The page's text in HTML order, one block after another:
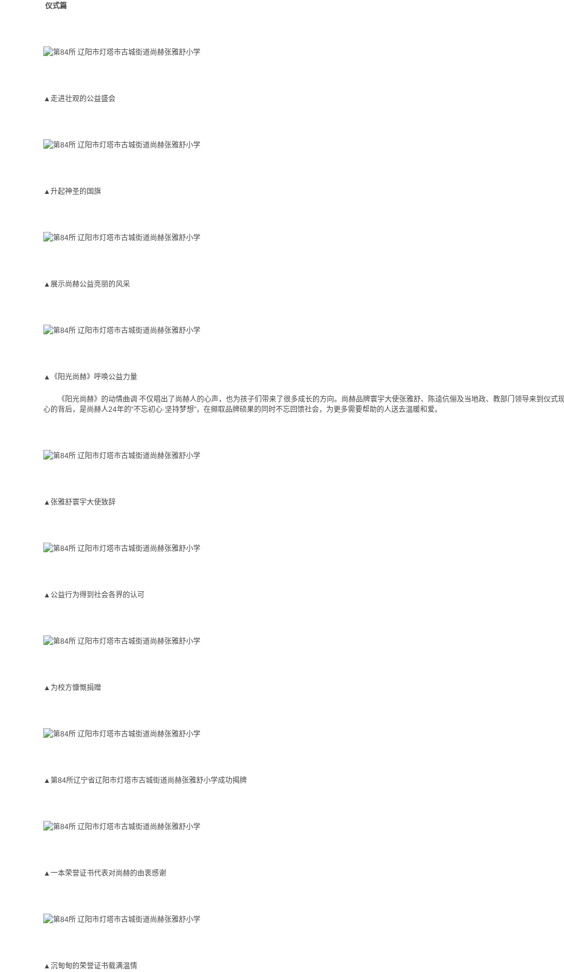
仪式篇
▲走进壮观的公益盛会
▲升起神圣的国旗
▲展示尚赫公益亮丽的风采
▲《阳光尚赫》呼唤公益力量
《阳光尚赫》的动情曲调 不仅唱出了尚赫人的心声，也为孩子们带来了很多成长的方向。尚赫品牌寰宇大使张雅舒、陈逵伉俪及当地政、教部门领导来到仪式
心的背后，是尚赫人24年的“不忘初心·坚持梦想”，在撷取品牌硕果的同时不忘回馈社会，为更多需要帮助的人送去温暖和爱。
▲张雅舒寰宇大使致辞
▲公益行为得到社会各界的认可
▲为校方慷慨捐赠
▲第84所辽宁省辽阳市灯塔市古城街道尚赫张雅舒小学成功揭牌
▲一本荣誉证书代表对尚赫的由衷感谢
▲沉甸甸的荣誉证书载满温情